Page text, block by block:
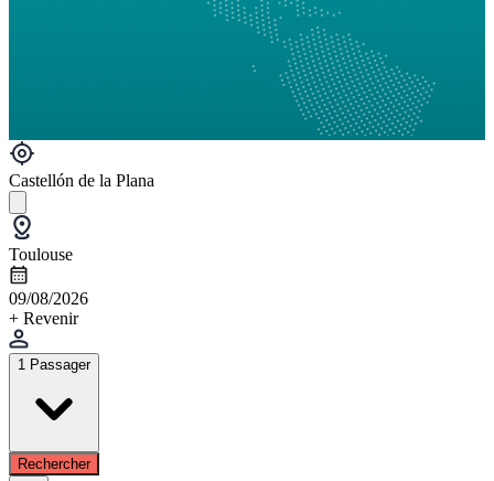
Castellón de la Plana
Toulouse
09/08/2026
+ Revenir
1 Passager
Rechercher